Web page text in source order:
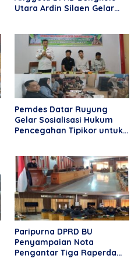
Utara Ardin Silaen Gelar
Pemdes Datar Ruyung
Gelar Sosialisasi Hukum
Pencegahan Tipikor untuk
Paripurna DPRD BU
Penyampaian Nota
Pengantar Tiga Raperda